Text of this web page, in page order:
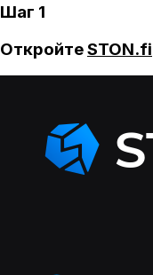
Шаг 1
ОткройтеSTON.fi